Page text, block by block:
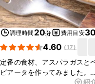
調理時間 20分 費用目安
4.60 (17)
定番の食材、アスパラガスと
ビアータを作ってみました。
ニンニクオイルのいい香りが
紹